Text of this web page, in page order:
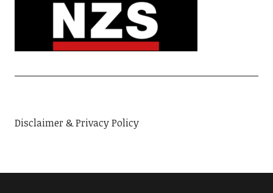
Disclaimer & Privacy Policy